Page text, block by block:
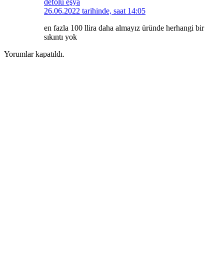
defolu eşya
26.06.2022 tarihinde, saat 14:05
en fazla 100 llira daha almayız üründe herhangi bir
sıkıntı yok
Yorumlar kapatıldı.